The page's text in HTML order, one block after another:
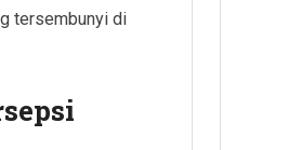
tersembunyi di